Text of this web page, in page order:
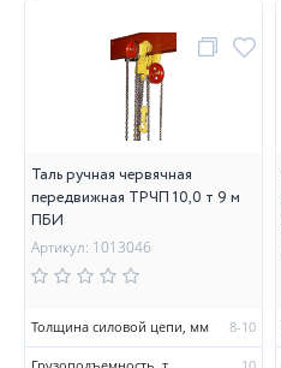
Таль ручная червячная
передвижная ТРЧП 10,0 т 9 м
ПБИ
Артикул: 1013046
Толщина силовой цепи, мм 8-10